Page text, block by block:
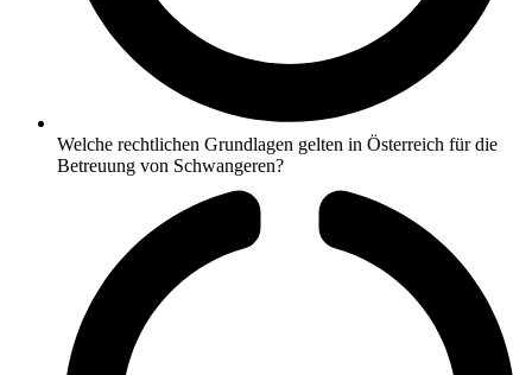
Welche rechtlichen Grundlagen gelten in Österreich für die
Betreuung von Schwangeren?